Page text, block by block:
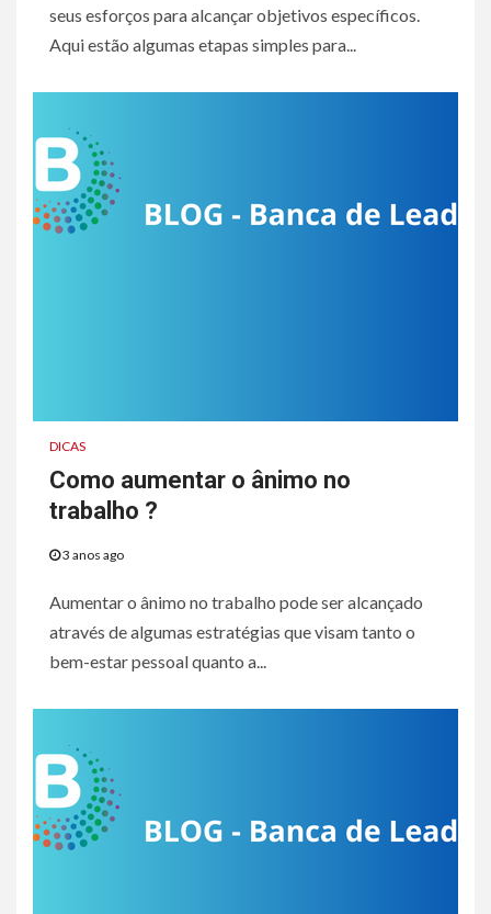
seus esforços para alcançar objetivos específicos.
Aqui estão algumas etapas simples para...
DICAS
Como aumentar o ânimo no
trabalho ?
3 anos ago
Aumentar o ânimo no trabalho pode ser alcançado
através de algumas estratégias que visam tanto o
bem-estar pessoal quanto a...